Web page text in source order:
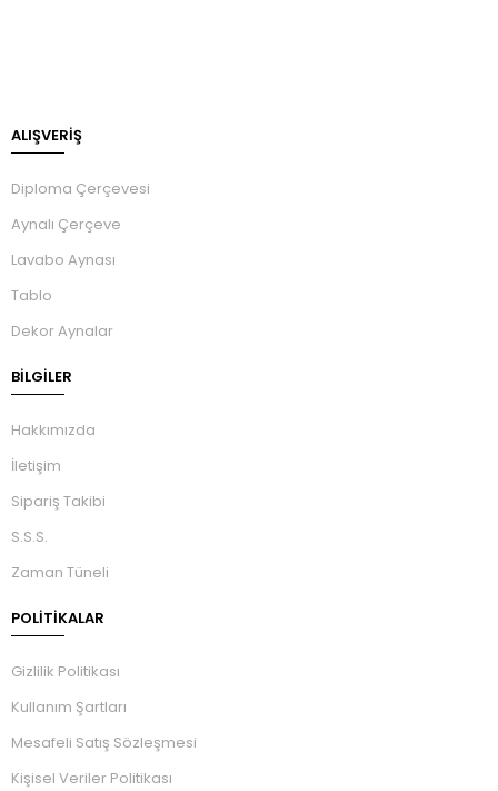
ALIŞVERİŞ
Diploma Çerçevesi
Aynalı Çerçeve
Lavabo Aynası
Tablo
Dekor Aynalar
BILGILER
Hakkımızda
İletişim
Sipariş Takibi
S.S.S.
Zaman Tüneli
POLİTİKALAR
Gizlilik Politikası
Kullanım Şartları
Mesafeli Satış Sözleşmesi
Kişisel Veriler Politikası